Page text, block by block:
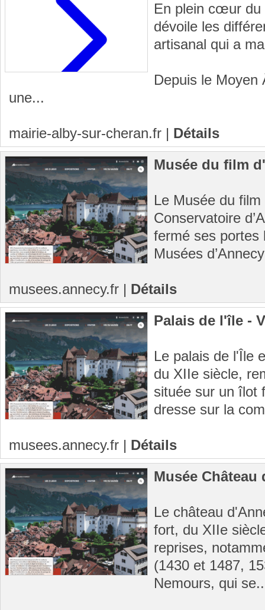
En plein cœur du
dévoile les
artisanal qui a
Depuis le Moyen
une...
mairie-alby-sur-cheran.fr | Détails
Musée du film
Le Musée du film
Conservatoire
fermé ses portes
Musées
musees.annecy.fr | Détails
Palais de l'île -
Le palais de l'Île
du XIIe siècle,
située sur un îlot
dresse sur la
musees.annecy.fr | Détails
Musée Château
Le château
fort, du XIIe
reprises,
(1430 et 1487,
Nemours, qui